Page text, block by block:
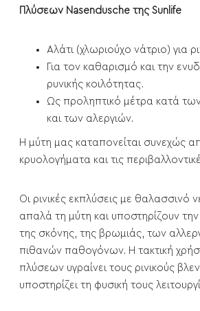
Πλύσεων Nasendusche της Sunlife
Αλάτι (χλωριούχο νάτριο) για
Για τον καθαρισμό και την
ρυνικής κοιλότητας.
Ως προληπτικό μέτρα κατά
και των αλεργιών.
Η μύτη μας καταπονείται συνεχώς
κρυολογήματα και τις
Οι ρινικές εκπλύσεις με θαλασσινό
απαλά τη μύτη και υποστηρίζουν
της σκόνης, της βρωμιάς, των
πιθανών παθογόνων. Η τακτική
πλύσεων υγραίνει τους ρινικούς
υποστηρίζει τη φυσική τους